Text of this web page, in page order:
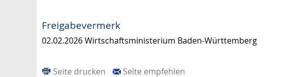
Freigabevermerk
02.02.2026 Wirtschaftsministerium Baden-Württemberg
Seite drucken Seite empfehlen